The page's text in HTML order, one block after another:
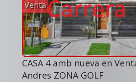
Venta
CASA 4 amb nueva en
Andres ZONA GOLF